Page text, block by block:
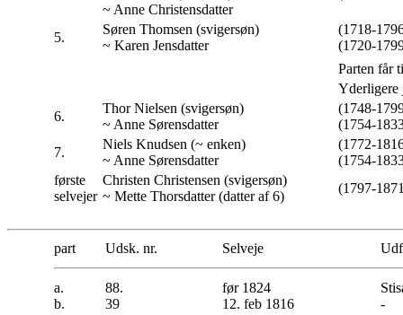
~ Anne Christensdatter
5.
Søren Thomsen (svigersøn)
~ Karen Jensdatter
(1718-
(1720-
Parten får
Yderligere
6.
Thor Nielsen (svigersøn)
~ Anne Sørensdatter
(1748-
(1754-
7.
Niels Knudsen (~ enken)
~ Anne Sørensdatter
(1772-
(1754-
første
selvejer
Christen Christensen (svigersøn)
~ Mette Thorsdatter (datter af 6)
(1797-
part Udsk. nr. Selveje
a.
b.
88.
39
før 1824
12. feb 1816
-